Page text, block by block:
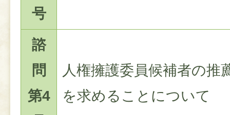
号
諮
問
第4
人権擁護委員候補者の推
を求めることについて